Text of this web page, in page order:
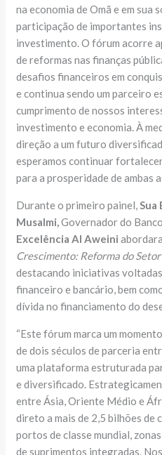
na economia de Omã e em sua
participação de importantes
investimento. O fórum acorre
de reformas nas finanças
desafios financeiros em
e continua sendo um parceiro
cumprimento de nossos
investimento e economia. À
direção a um futuro
esperamos continuar
para a prosperidade de ambas
Durante o primeiro painel,Sua
Musalmi,Governador do
Excelência Al Aweini
Crescimento: Reforma do Setor
destacando iniciativas
financeiro e bancário, bem
dívida no financiamento do
“Este fórum marca um
de dois séculos de parceria
uma plataforma estruturada
e diversificado.
entre Ásia, Oriente Médio e
direto a mais de 2,5 bilhões de
portos de classe mundial,
de suprimentos integradas.